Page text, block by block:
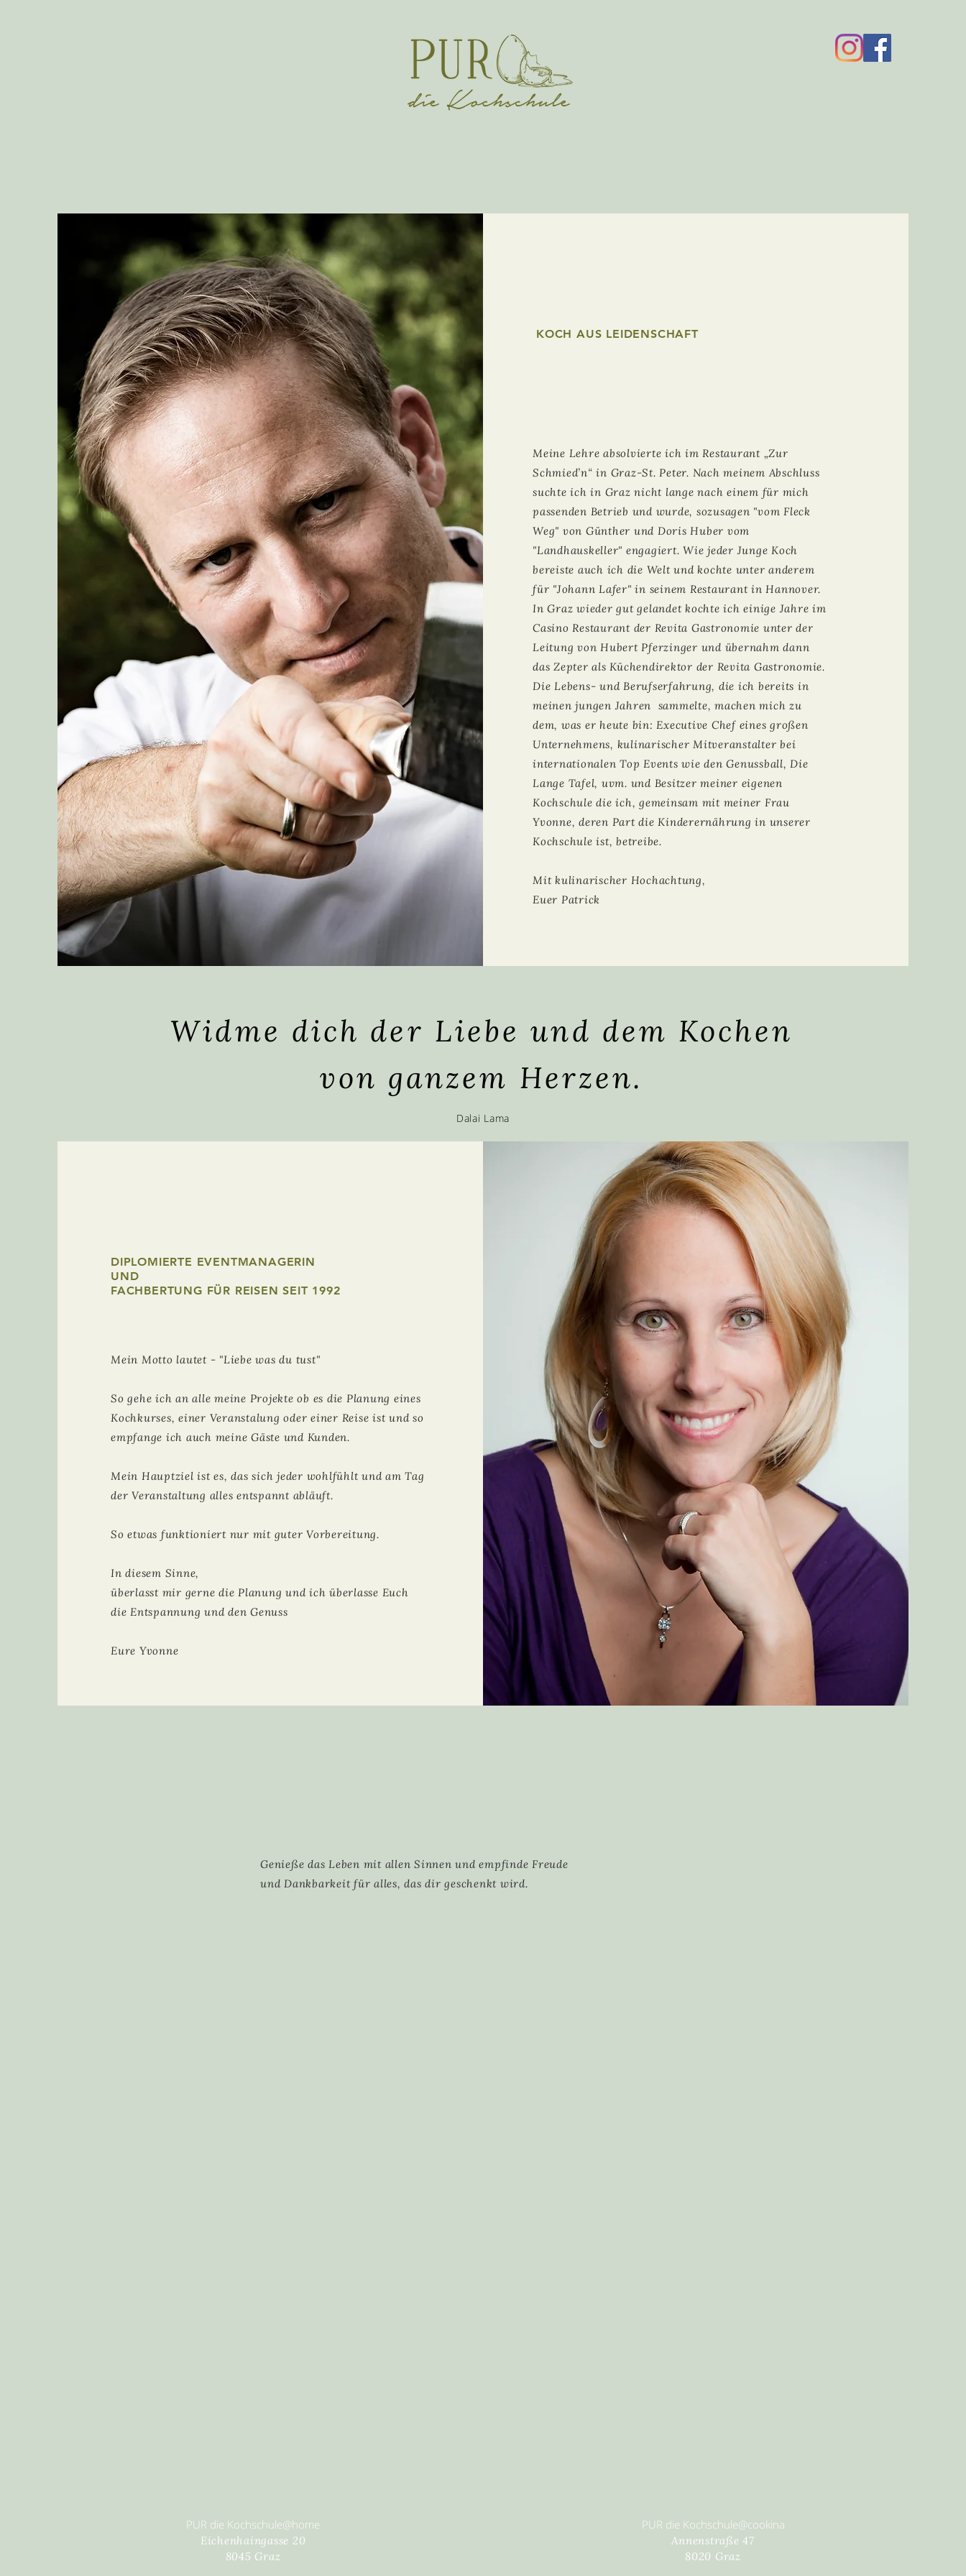
KOCH AUS LEIDENSCHAFT
Meine Lehre absolvierte ich im Restaurant „Zur
Schmied’n“ in Graz-St. Peter. Nach meinem Abschluss
suchte ich in Graz nicht lange nach einem für mich
passenden Betrieb und wurde, sozusagen "vom Fleck
Weg" von Günther und Doris Huber vom
"Landhauskeller" engagiert. Wie jeder Junge Koch
bereiste auch ich die Welt und kochte unter anderem
für "Johann Lafer" in seinem Restaurant inHannover.
In Graz wieder gut gelandet kochte ich einige Jahre im
Casino Restaurant der Revita Gastronomie unter der
Leitung von Hubert Pferzinger und übernahm dann
das Zepter als Küchendirektor der Revita Gastronomie.
Die Lebens- und Berufserfahrung, die ich bereits in
meinen jungen Jahren sammelte, machen mich zu
dem, was er heute bin: Executive Chef eines großen
Unternehmens, kulinarischer Mitveranstalter bei
internationalen Top Events wie den Genussball, Die
Lange Tafel, uvm. und Besitzer meiner eigenen
Kochschule die ich, gemeinsam mit meiner Frau
Yvonne, deren Part die Kinderernährung in unserer
Kochschule ist, betreibe.
Mit kulinarischer Hochachtung,
Euer Patrick
Widme dich der Liebe und dem Kochen
von ganzem Herzen.
Dalai Lama
DIPLOMIERTE EVENTMANAGERIN
UND
FACHBERTUNG FÜR REISEN SEIT 1992
Mein Motto lautet - "Liebe was du tust"
So gehe ich an alle meine Projekte ob es die Planung eines
Kochkurses, einer Veranstalung oder einer Reise ist und so
empfange ich auch meine Gäste und Kunden.
Mein Hauptziel ist es, das sich jeder wohlfühlt und am Tag
der Veranstaltung alles entspannt abläuft.
So etwas funktioniert nur mit guter Vorbereitung.
In diesem Sinne,
überlasst mir gerne die Planung und ich überlasse Euch
die Entspannung und den Genuss
Eure Yvonne
Genieße das Leben mit allen Sinnen und empfinde Freude
und Dankbarkeit für alles, das dir geschenkt wird.
PUR die Kochschule@home
Eichenhaingasse 20
8045 Graz
PUR die Kochschule@cookina
Annenstraße 47
8020 Graz